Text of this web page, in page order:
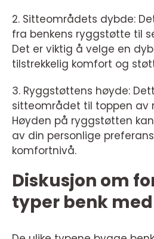
2. Sitteområdets dybde:
fra benkens ryggstøtte til
Det er viktig å velge en
tilstrekkelig komfort og
3. Ryggstøttens høyde:
sitteområdet til toppen av
Høyden på ryggstøtten
av din personlige
komfortnivå.
Diskusjon om
typer benk